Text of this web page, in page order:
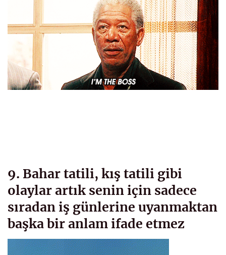
9. Bahar tatili, kış tatili gibi
olaylar artık senin için sadece
sıradan iş günlerine uyanmaktan
başka bir anlam ifade etmez